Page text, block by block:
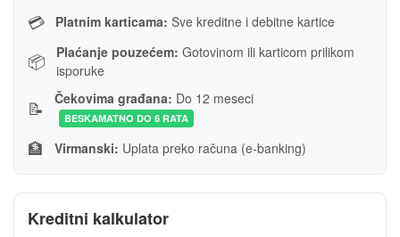
💳 Platnim karticama: Sve kreditne i debitne kartice
📦 Plaćanje pouzećem: Gotovinom ili karticom prilikom
isporuke
📝 Čekovima građana: Do 12 meseci
BESKAMATNO DO 6 RATA
🏦 Virmanski: Uplata preko računa (e-banking)
Kreditni kalkulator